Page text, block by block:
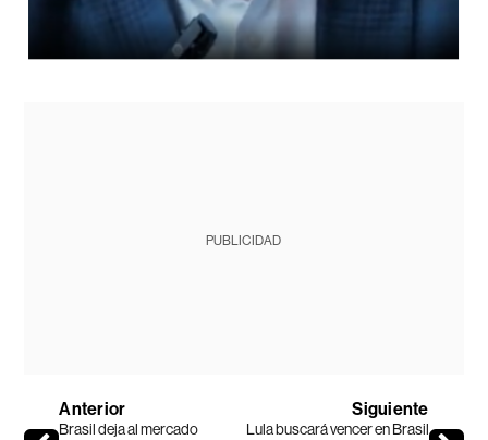
PUBLICIDAD
Anterior
Brasil deja al mercado
Siguiente
Lula buscará vencer en Brasil